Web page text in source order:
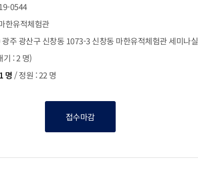
0544
한유적체험관
주 광산구 신창동 1073-3 신창동 마한유적체험관 세미나실
기 : 2 명)
명 /정원 : 22 명
접수마감